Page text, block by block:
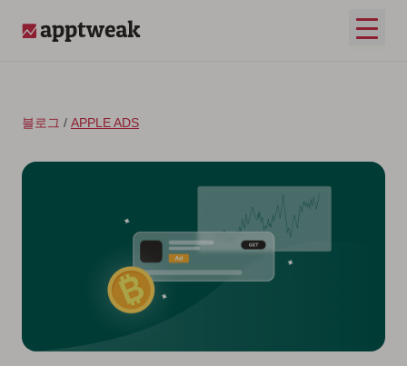
메인
블로그 / APPLE ADS